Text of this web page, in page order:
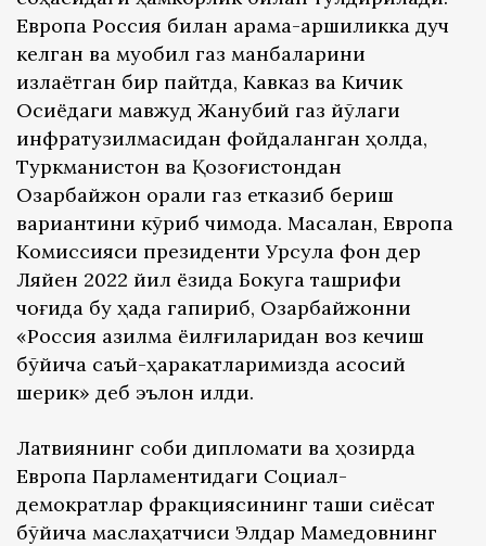
Европа Россия билан қарама-қаршиликка дуч
келган ва муқобил газ манбаларини
излаётган бир пайтда, Кавказ ва Кичик
Осиёдаги мавжуд Жанубий газ йўлаги
инфратузилмасидан фойдаланган ҳолда,
Туркманистон ва Қозоғистондан
Озарбайжон орқали газ етказиб бериш
вариантини кўриб чиқмоқда. Масалан, Европа
Комиссияси президенти Урсула фон дер
Ляйен 2022 йил ёзида Бокуга ташрифи
чоғида бу ҳақда гапириб, Озарбайжонни
«Россия қазилма ёқилғиларидан воз кечиш
бўйича саъй-ҳаракатларимизда асосий
шерик» деб эълон қилди.
Латвиянинг собиқ дипломати ва ҳозирда
Европа Парламентидаги Социал-
демократлар фракциясининг ташқи сиёсат
бўйича маслаҳатчиси Элдар Мамедовнинг